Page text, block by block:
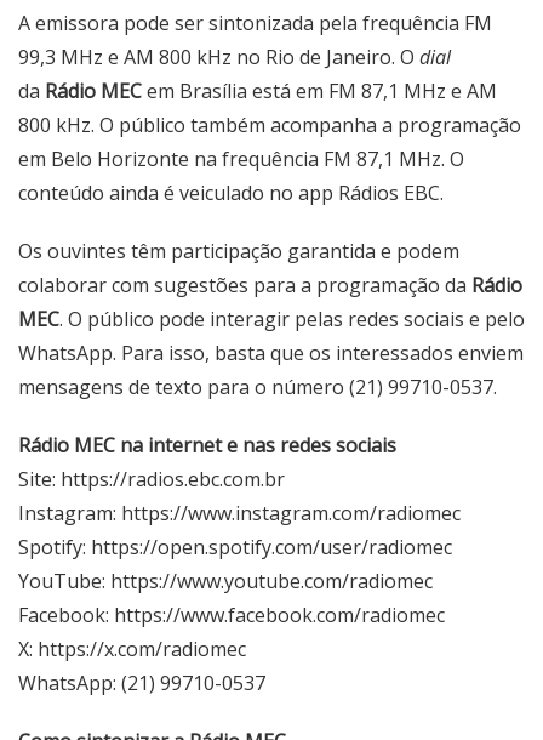
A emissora pode ser sintonizada pela frequência FM
99,3 MHz e AM 800 kHz no Rio de Janeiro. O dial
da Rádio MECem Brasília está em FM 87,1 MHz e AM
800 kHz. O público também acompanha a programação
em Belo Horizonte na frequência FM 87,1 MHz. O
conteúdo ainda é veiculado no app Rádios EBC.
Os ouvintes têm participação garantida e podem
colaborar com sugestões para a programação da Rádio
MEC. O público pode interagir pelas redes sociais e pelo
WhatsApp. Para isso, basta que os interessados enviem
mensagens de texto para o número (21) 99710-0537.
Rádio MEC na internet e nas redes sociais
Site: https://radios.ebc.com.br
Instagram: https://www.instagram.com/radiomec
Spotify: https://open.spotify.com/user/radiomec
YouTube: https://www.youtube.com/radiomec
Facebook: https://www.facebook.com/radiomec
X: https://x.com/radiomec
WhatsApp: (21) 99710-0537